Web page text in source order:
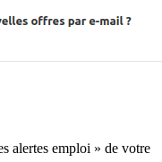
alertes emploi » de votre